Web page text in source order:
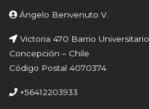
Ángelo Benvenuto V.
Victoria 470 Barrio Universitario
Concepción – Chile
Código Postal 4070374
+56412203933